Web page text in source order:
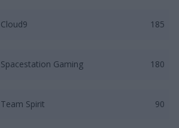
Cloud9 185
Spacestation Gaming 180
Team Spirit 90